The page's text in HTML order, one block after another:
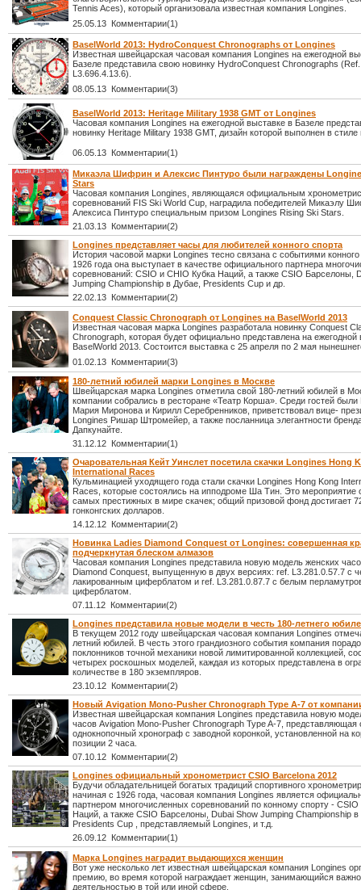
Tennis Aces), который организовала известная компания Longines.
25.05.13 Комментарии(1)
BaselWorld 2013: HydroConquest Chronographs от Longines
Известная швейцарская часовая компания Longines на ежегодной
Базеле представила свою новинку HydroConquest Chronographs (Ref.
L3.696.4.13.6).
08.05.13 Комментарии(3)
BaselWorld 2013: Heritage Military 1938 GMT от Longines
Часовая компания Longines на ежегодной выставке в Базеле
новинку Heritage Military 1938 GMT, дизайн которой выполнен в стиле
06.05.13 Комментарии(1)
Микаэла Шифрин и Алексис Пинтуро были награждены
Stars
Часовая компания Longines, являющаяся официальным
соревнований FIS Ski World Cup, наградила победителей Микаэлу
Алексиса Пинтуро специальным призом Longines Rising Ski Stars.
21.03.13 Комментарии(2)
Longines представляет часы для любителей конного спорта
История часовой марки Longines тесно связана с событиями
1926 года она выступает в качестве официального партнера
соревнований: CSIO и CHIO Кубка Наций, а также CSIO Барселоны,
Jumping Championship в Дубае, Presidents Cup и др.
22.02.13 Комментарии(2)
Conquest Classic Chronograph от Longines на BaselWorld 2013
Известная часовая марка Longines разработала новинку Conquest
Chronograph, которая будет официально представлена на ежегодной
BaselWorld 2013. Состоится выставка с 25 апреля по 2 мая
01.02.13 Комментарии(3)
180-летний юбилей марки Longines в Москве
Швейцарская марка Longines отметила свой 180-летний юбилей в
компании собрались в ресторане «Театр Корша». Среди гостей были
Мария Миронова и Кирилл Серебренников, приветствовал вице-
Longines Ришар Штромейер, а также посланница элегантности
Дапкунайте.
31.12.12 Комментарии(1)
Очаровательная Кейт Уинслет посетила скачки Longines Hong
International Races
Кульминацией уходящего года стали скачки Longines Hong Kong
Races, которые состоялись на ипподроме Ша Тин. Это мероприятие
самых престижных в мире скачек; общий призовой фонд достигает
гонконгских долларов.
14.12.12 Комментарии(2)
Новинка Ladies Diamond Conquest от Longines: совершенная
подчеркнутая блеском алмазов
Часовая компания Longines представила новую модель женских
Diamond Conquest, выпущенную в двух версиях: ref. L3.281.0.57.7 с
лакированным циферблатом и ref. L3.281.0.87.7 с белым
циферблатом.
07.11.12 Комментарии(2)
Longines представила новые модели в честь 180-летнего
В текущем 2012 году швейцарская часовая компания Longines
летний юбилей. В честь этого грандиозного события компания
поклонников точной механики новой лимитированной коллекцией,
четырех роскошных моделей, каждая из которых представлена в
количестве в 180 экземпляров.
23.10.12 Комментарии(2)
Новый Avigation Mono-Pusher Chronograph Type A-7 от
Известная швейцарская компания Longines представила новую
часов Avigation Mono-Pusher Chronograph Type A-7, представляющая
однокнопочный хронограф с заводной коронкой, установленной на
позиции 2 часа.
07.10.12 Комментарии(2)
Longines официальный хронометрист CSIO Barcelona 2012
Будучи обладательницей богатых традиций спортивного
начиная с 1926 года, часовая компания Longines является
партнером многочисленных соревнований по конному спорту - CSIO
Наций, а также CSIO Барселоны, Dubai Show Jumping Championship в
Presidents Cup , представляемый Longines, и т.д.
26.09.12 Комментарии(1)
Марка Longines наградит выдающихся женщин
Вот уже несколько лет известная швейцарская компания Longines
премию, во время которой награждает женщин, занимающийся
деятельностью в той или иной сфере.